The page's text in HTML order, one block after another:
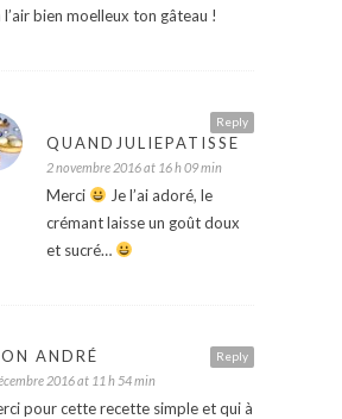
l’air bien moelleux ton gâteau !
Reply
QUANDJULIEPATISSE
2 novembre 2016 at 16 h 09 min
Merci
Je l’ai adoré, le
crémant laisse un goût doux
et sucré…
Reply
ANDRÉ
2016 at 11 h 54 min
pour cette recette simple et qui à